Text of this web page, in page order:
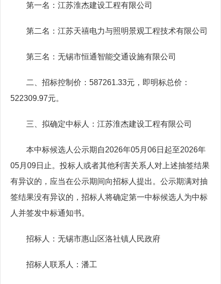
第一名：江苏淮杰建设工程有限公司
第二名：江苏天禧电力与照明景观工程技术有限公司
第三名：无锡市恒通智能交通设施有限公司
二、招标控制价：587261.33元，即明标总价：
522309.97元。
三、拟确定中标人：江苏淮杰建设工程有限公司
本中标候选人公示期自2026年05月06日起至2026年
05月09日止。投标人或者其他利害关系人对上述抽签结果
有异议的，应当在公示期间向招标人提出。公示期满对抽
签结果没有异议的，招标人将确定第一中标候选人为中标
人并签发中标通知书。
招标人：无锡市惠山区洛社镇人民政府
招标人联系人：潘工